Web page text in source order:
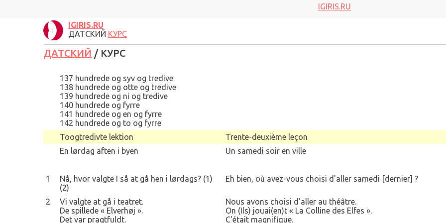
IGIRIS.RU
IGIRIS.RU
ДАТСКИЙ КУРС
ДАТСКИЙ / КУРС
137 hundrede og syv og tredive
138 hundrede og otte og tredive
139 hundrede og ni og tredive
140 hundrede og fyrre
141 hundrede og en og fyrre
142 hundrede og to og fyrre
Toogtredivte lektion
Trente-deuxième leçon
En lørdag aften i byen
Un samedi soir en ville
1
Nå, hvor valgte I så at gå hen i lørdags? (1)
(2)
Eh bien, où avez-vous choisi d'aller samedi [dernier] ?
2
Vi valgte at gå i teatret.
De spillede « Elverhøj ».
Det var pragtfuldt.
Nous avons choisi d'aller au théâtre.
On (Ils) jouai(en)t « La Colline des Elfes ».
C'était magnifique.